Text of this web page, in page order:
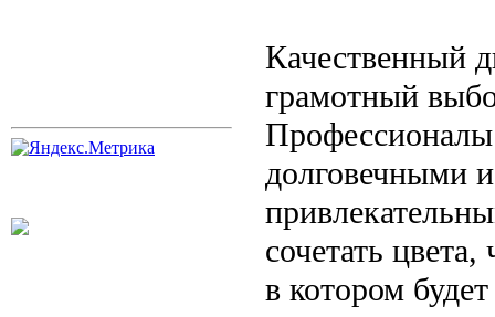
Качественный
грамотный
Профессионалы
долговечными
сочетать
в котором